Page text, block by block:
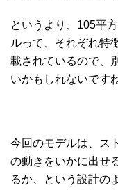
というより、105平
ルって、それぞれ特
載されているので、
いかもしれないです
今回のモデルは、ス
の動きをいかに出せ
るか、という設計の